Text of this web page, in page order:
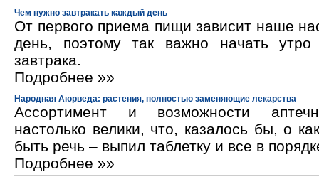
Чем нужно завтракать каждый день
От первого приема пищи зависит наше
день, поэтому так важно начать утро
завтрака.
Подробнее »»
Народная Аюрведа: растения, полностью заменяющие лекарства
Ассортимент и возможности
настолько велики, что, казалось бы, о
быть речь – выпил таблетку и все в
Подробнее »»